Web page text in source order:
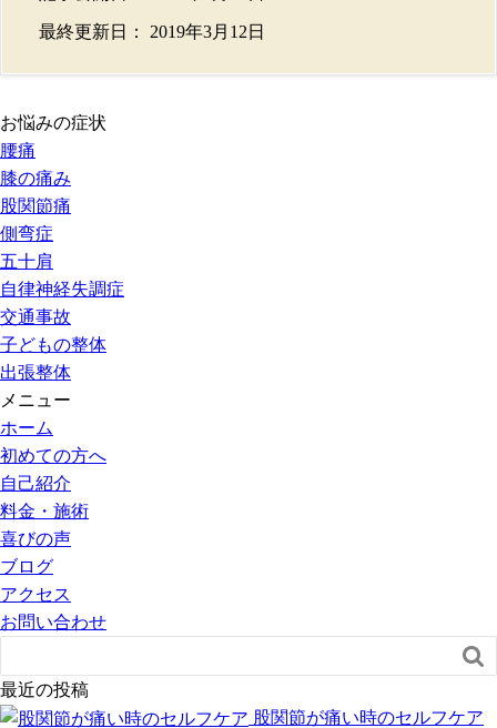
最終更新日： 2019年3月12日
お悩みの症状
腰痛
膝の痛み
股関節痛
側弯症
五十肩
自律神経失調症
交通事故
子どもの整体
出張整体
メニュー
ホーム
初めての方へ
自己紹介
料金・施術
喜びの声
ブログ
アクセス
お問い合わせ

最近の投稿
股関節が痛い時のセルフケア